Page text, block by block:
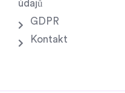
údajů
GDPR
Kontakt